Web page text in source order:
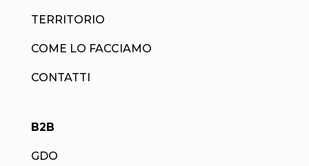
TERRITORIO
COME LO FACCIAMO
CONTATTI
B2B
GDO